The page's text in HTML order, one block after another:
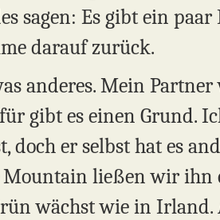
sagen: Es gibt ein
darauf zurück.
anderes. Mein
gibt es einen Grund.
doch er selbst hat es
ließen wir ihn
wächst wie in Irland.